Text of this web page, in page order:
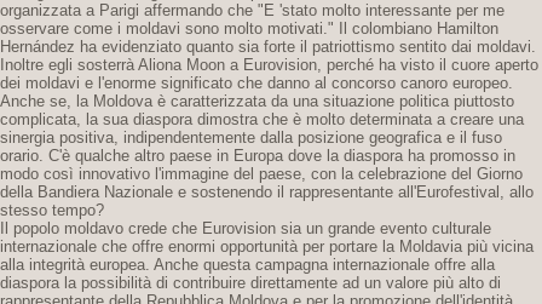
organizzata a Parigi affermando che "E 'stato molto interessante per me
osservare come i moldavi sono molto motivati." Il colombiano Hamilton
Hernández ha evidenziato quanto sia forte il patriottismo sentito dai moldavi.
Inoltre egli sosterrà Aliona Moon a Eurovision, perché ha visto il cuore aperto
dei moldavi e l'enorme significato che danno al concorso canoro europeo.
Anche se, la Moldova è caratterizzata da una situazione politica piuttosto
complicata, la sua diaspora dimostra che è molto determinata a creare una
sinergia positiva, indipendentemente dalla posizione geografica e il fuso
orario. C'è qualche altro paese in Europa dove la diaspora ha promosso in
modo così innovativo l'immagine del paese, con la celebrazione del Giorno
della Bandiera Nazionale e sostenendo il rappresentante all'Eurofestival, allo
stesso tempo?
Il popolo moldavo crede che Eurovision sia un grande evento culturale
internazionale che offre enormi opportunità per portare la Moldavia più vicina
alla integrità europea. Anche questa campagna internazionale offre alla
diaspora la possibilità di contribuire direttamente ad un valore più alto di